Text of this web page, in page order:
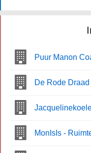
Puur Manon
De Rode
MonIsIs -